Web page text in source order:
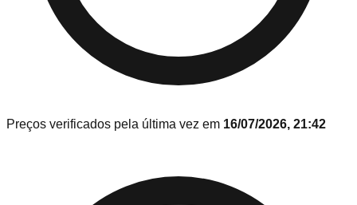
Preços verificados pela última vez em 16/07/2026, 21:42